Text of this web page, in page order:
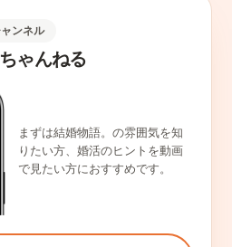
ンネル
ゃんねる
まずは結婚物語。の雰囲気を知
りたい方、婚活のヒントを動画
で見たい方におすすめです。